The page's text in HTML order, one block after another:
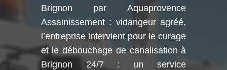
Brignon par Aquaprovence
Assainissement : vidangeur agréé,
l’entreprise intervient pour le curage
et le débouchage de canalisation à
Brignon 24/7 : un service